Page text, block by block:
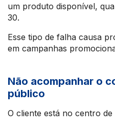
um produto disponível,
30.
Esse tipo de falha causa
em campanhas
Não acompanhar o
público
O cliente está no centro de